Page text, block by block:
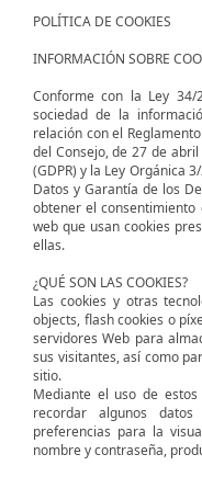
POLÍTICA DE COOKIES
INFORMACIÓN SOBRE
Conforme con la Ley
sociedad de la
relación con el
del Consejo, de 27 de
(GDPR) y la Ley Orgánica
Datos y Garantía de los
obtener el consentimiento
web que usan cookies
ellas.
¿QUÉ SON LAS COOKIES?
Las cookies y otras
objects, flash cookies o
servidores Web para
sus visitantes, así como
sitio.
Mediante el uso de
recordar algunos
preferencias para la
nombre y contraseña,